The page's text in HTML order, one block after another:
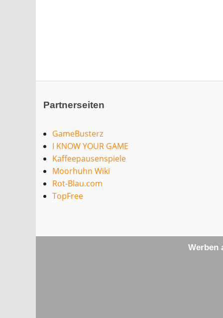
Partnerseiten
GameBusterz
I KNOW YOUR GAME
Kaffeepausenspiele
Moorhuhn Wiki
Rot-Blau.com
TopFree
Werben